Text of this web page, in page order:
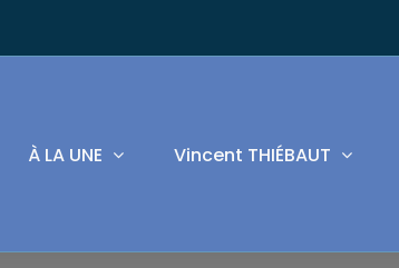
À LA UNE Vincent THIÉBAUT